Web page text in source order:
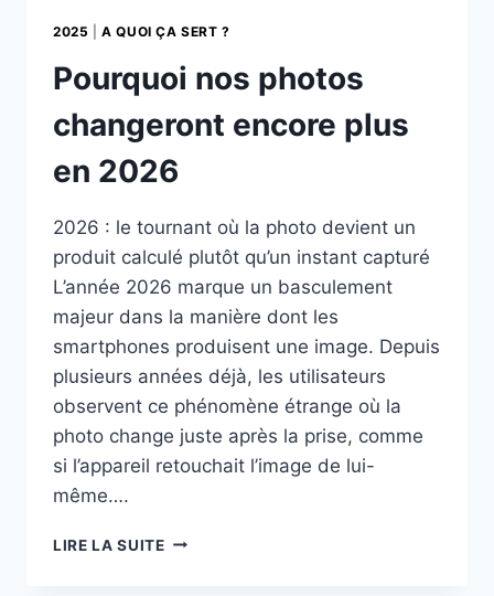
2025 |A QUOI ÇA SERT ?
Pourquoi nos photos
changeront encore plus
en 2026
2026 : le tournant où la photo devient un
produit calculé plutôt qu’un instant capturé
L’année 2026 marque un basculement
majeur dans la manière dont les
smartphones produisent une image. Depuis
plusieurs années déjà, les utilisateurs
observent ce phénomène étrange où la
photo change juste après la prise, comme
si l’appareil retouchait l’image de lui-
même….
LIRE LA SUITEPOURQUOI